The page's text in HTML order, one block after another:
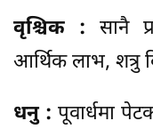
वृश्चिक : सानै
आर्थिक लाभ, शत्रु
धनु : पूवार्धमा